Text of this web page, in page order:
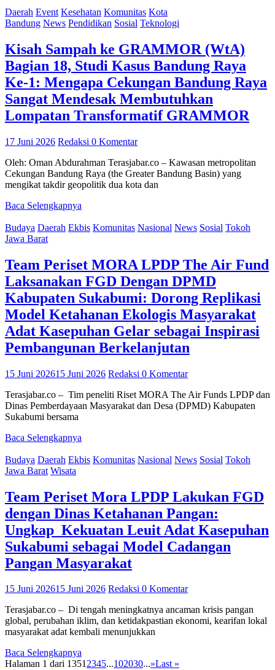
Daerah Event Kesehatan Komunitas Kota
Bandung News Pendidikan Sosial Teknologi
Kisah Sampah ke GRAMMOR (WtA)
Bagian 18, Studi Kasus Bandung Raya
Ke-1: Mengapa Cekungan Bandung Raya
Sangat Mendesak Membutuhkan
Lompatan Transformatif GRAMMOR
17 Juni 2026 Redaksi 0 Komentar
Oleh: Oman Abdurahman Terasjabar.co – Kawasan metropolitan
Cekungan Bandung Raya (the Greater Bandung Basin) yang
mengikat takdir geopolitik dua kota dan
Baca Selengkapnya
Budaya Daerah Ekbis Komunitas Nasional News Sosial Tokoh
Jawa Barat
Team Periset MORA LPDP The Air Fund
Laksanakan FGD Dengan DPMD
Kabupaten Sukabumi: Dorong Replikasi
Model Ketahanan Ekologis Masyarakat
Adat Kasepuhan Gelar sebagai Inspirasi
Pembangunan Berkelanjutan
15 Juni 202615 Juni 2026 Redaksi 0 Komentar
Terasjabar.co – Tim peneliti Riset MORA The Air Funds LPDP dan
Dinas Pemberdayaan Masyarakat dan Desa (DPMD) Kabupaten
Sukabumi bersama
Baca Selengkapnya
Budaya Daerah Ekbis Komunitas Nasional News Sosial Tokoh
Jawa Barat Wisata
Team Periset Mora LPDP Lakukan FGD
dengan Dinas Ketahanan Pangan:
Ungkap Kekuatan Leuit Adat Kasepuhan
Sukabumi sebagai Model Cadangan
Pangan Masyarakat
15 Juni 202615 Juni 2026 Redaksi 0 Komentar
Terasjabar.co – Di tengah meningkatnya ancaman krisis pangan
global, perubahan iklim, dan ketidakpastian ekonomi, kearifan lokal
masyarakat adat kembali menunjukkan
Baca Selengkapnya
Halaman 1 dari 13512345...102030...»Last »